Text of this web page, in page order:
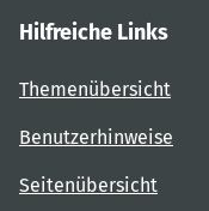
Hilfreiche Links
Themenübersicht
Benutzerhinweise
Seitenübersicht